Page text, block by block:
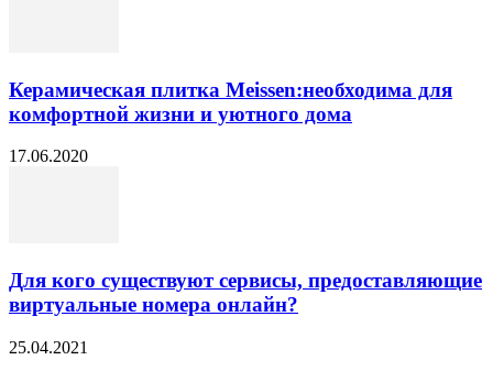
Керамическая плитка Meissen:необходима для
комфортной жизни и уютного дома
17.06.2020
Для кого существуют сервисы, предоставляющие
виртуальные номера онлайн?
25.04.2021